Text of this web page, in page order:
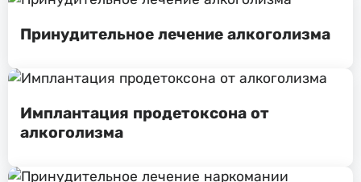
Принудительное лечение алкоголизма
Имплантация продетоксона от
алкоголизма